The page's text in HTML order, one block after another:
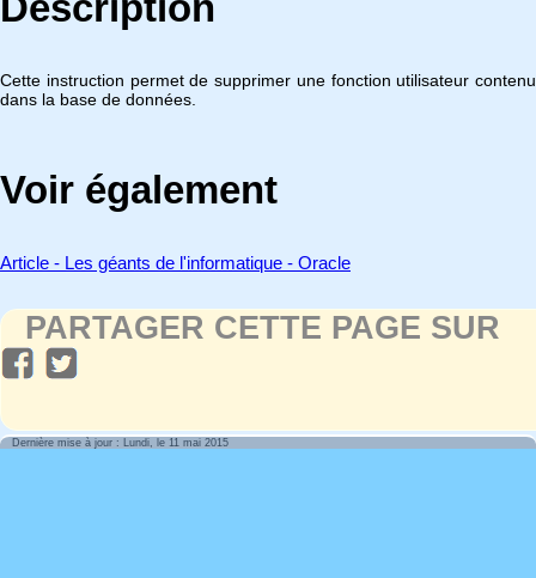
Cette instruction permet de supprimer une fonction utilisateur contenu
dans la base de données.
Voir également
Article - Les géants de l'informatique - Oracle
PARTAGER CETTE PAGE SUR
Dernière mise à jour : Lundi, le 11 mai 2015